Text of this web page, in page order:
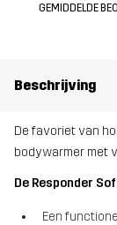
GEMIDDELDE
Beschrijving
De favoriet van
bodywarmer met
De Responder
Een